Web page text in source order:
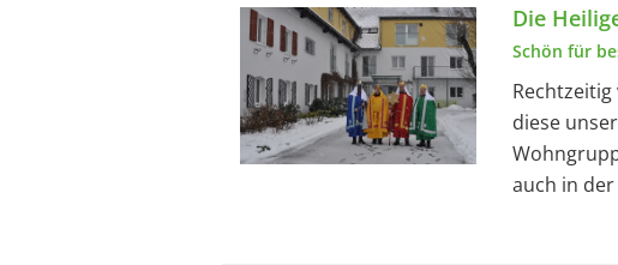
Die
Schön für
diese
auch in